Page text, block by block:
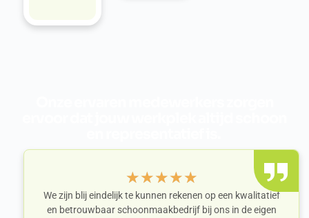
★★★★★
We zijn blij eindelijk te kunnen rekenen op een kwalitatief
en betrouwbaar schoonmaakbedrijf bij ons in de eigen